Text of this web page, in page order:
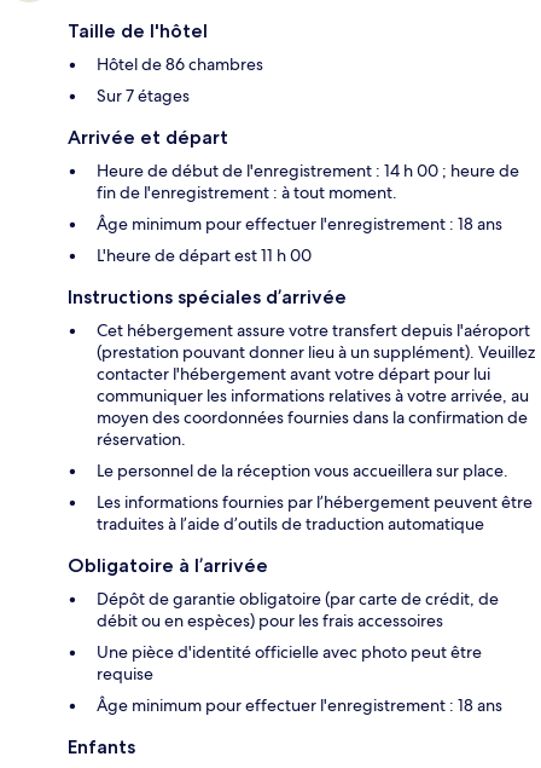
Taille de l'hôtel
Hôtel de 86 chambres
Sur 7 étages
Arrivée et départ
Heure de début de l'enregistrement : 14 h 00 ; heure de
fin de l'enregistrement : à tout moment.
Âge minimum pour effectuer l'enregistrement : 18 ans
L'heure de départ est 11 h 00
Instructions spéciales d’arrivée
Cet hébergement assure votre transfert depuis l'aéroport
(prestation pouvant donner lieu à un supplément). Veuillez
contacter l'hébergement avant votre départ pour lui
communiquer les informations relatives à votre arrivée, au
moyen des coordonnées fournies dans la confirmation de
réservation.
Le personnel de la réception vous accueillera sur place.
Les informations fournies par l’hébergement peuvent être
traduites à l’aide d’outils de traduction automatique
Obligatoire à l’arrivée
Dépôt de garantie obligatoire (par carte de crédit, de
débit ou en espèces) pour les frais accessoires
Une pièce d'identité officielle avec photo peut être
requise
Âge minimum pour effectuer l'enregistrement : 18 ans
Enfants